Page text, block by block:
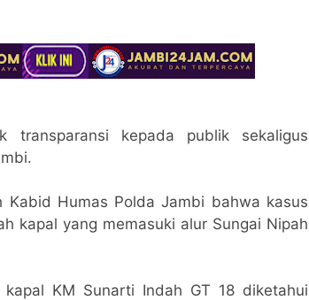
transparansi kepada publik sekaligus
Humas Polda Jambi bahwa kasus
kapal yang memasuki alur Sungai Nipah
KM Sunarti Indah GT 18 diketahui